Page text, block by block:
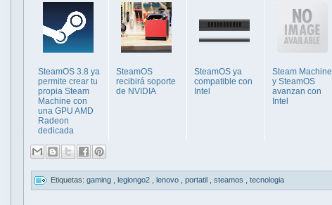
SteamOS 3.8 ya
permite crear tu
propia Steam
Machine con
una GPU AMD
Radeon
dedicada
SteamOS
recibirá soporte
de NVIDIA
SteamOS ya
compatible con
Intel
Steam Machine
y SteamOS
avanzan con
Intel
Etiquetas: gaming legiongo2 lenovo portatil steamos tecnologia